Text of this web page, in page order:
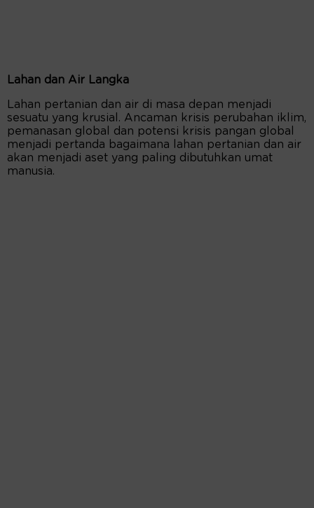
Lahan dan Air Langka
Lahan pertanian dan air di masa depan menjadi
sesuatu yang krusial. Ancaman krisis perubahan iklim,
pemanasan global dan potensi krisis pangan global
menjadi pertanda bagaimana lahan pertanian dan air
akan menjadi aset yang paling dibutuhkan umat
manusia.